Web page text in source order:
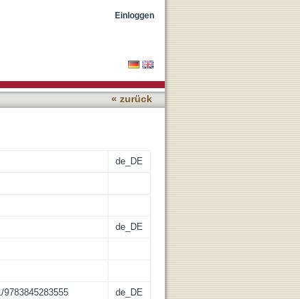
Einloggen
« zurück
de_DE
de_DE
9783845283555 de_DE